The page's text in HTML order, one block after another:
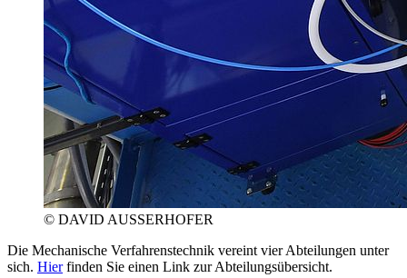
© DAVID AUSSERHOFER
Die Mechanische Verfahrenstechnik vereint vier Abteilungen unter
sich. Hierfinden Sie einen Link zur Abteilungsübersicht.